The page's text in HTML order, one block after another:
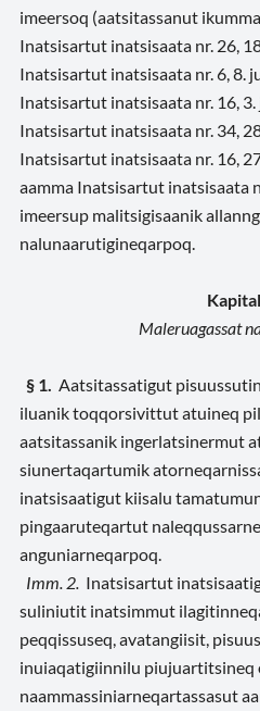
imeersoq (aatsitassanut
Inatsisartut inatsisaata nr. 26,
Inatsisartut inatsisaata nr. 6, 8.
Inatsisartut inatsisaata nr. 16,
Inatsisartut inatsisaata nr. 34,
Inatsisartut inatsisaata nr. 16,
aamma Inatsisartut inatsisaata
imeersup malitsigisaanik
nalunaarutigineqarpoq.
Maleruagassat
§ 1.
Aatsitassatigut
iluanik toqqorsivittut atuineq
aatsitassanik ingerlatsinermut
siunertaqartumik
inatsisaatigut kiisalu
pingaaruteqartut
anguniarneqarpoq.
Imm. 2. Inatsisartut
suliniutit inatsimmut
peqqissuseq, avatangiisit,
inuiaqatigiinnilu piujuartitsineq
naammassiniarneqartassasut